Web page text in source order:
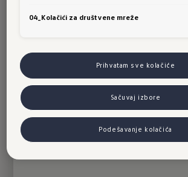
04_Kolačići za društvene mreže
Prihvatam sve kolačiće
Sačuvaj izbore
Podešavanje kolačića